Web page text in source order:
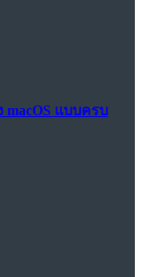
แบบครบ